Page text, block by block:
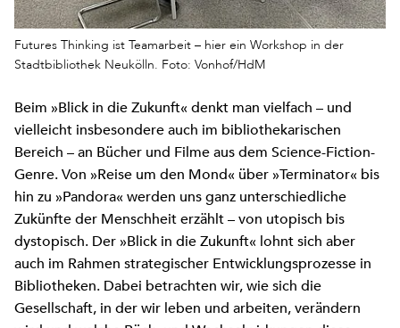
Futures Thinking ist Teamarbeit – hier ein Workshop in der
Stadtbibliothek Neukölln. Foto: Vonhof/HdM
Beim »Blick in die Zukunft« denkt man vielfach – und
vielleicht insbesondere auch im bibliothekarischen
Bereich – an Bücher und Filme aus dem Science-Fiction-
Genre. Von »Reise um den Mond« über »Terminator« bis
hin zu »Pandora« werden uns ganz unterschiedliche
Zukünfte der Menschheit erzählt – von utopisch bis
dystopisch. Der »Blick in die Zukunft« lohnt sich aber
auch im Rahmen strategischer Entwicklungsprozesse in
Bibliotheken. Dabei betrachten wir, wie sich die
Gesellschaft, in der wir leben und arbeiten, verändern